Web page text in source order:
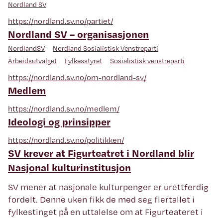
Nordland SV
https://nordland.sv.no/partiet/
Nordland SV – organisasjonen
NordlandSV
Nordland Sosialistisk Venstreparti
Arbeidsutvalget
Fylkesstyret Sosialistisk venstreparti
https://nordland.sv.no/om-nordland-sv/
Medlem
https://nordland.sv.no/medlem/
Ideologi og prinsipper
https://nordland.sv.no/politikken/
SV krever at Figurteatret i Nordland blir
Nasjonal kulturinstitusjon
SV mener at nasjonale kulturpenger er urettferdig
fordelt. Denne uken fikk de med seg flertallet i
fylkestinget på en uttalelse om at Figurteateret i